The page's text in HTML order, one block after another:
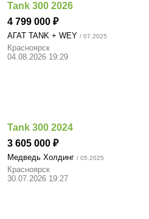
Tank 300 2026
4 799 000
АГАТ TANK + WEY / 07.2025
Красноярск
04.08.2026 19:29
Tank 300 2024
3 605 000
Медведь Холдинг / 05.2025
Красноярск
30.07.2026 19:27